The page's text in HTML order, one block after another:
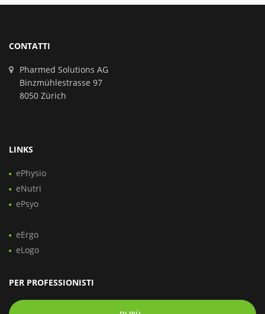
CONTATTI
Pharmed Solutions AG
Binzmühlestrasse 97
8050 Zürich
LINKS
ePhysio
eNutri
ePsyo
eErgo
eLogo
PER PROFESSIONISTI